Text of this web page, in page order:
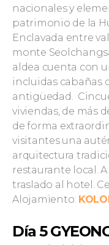
nacionales y
patrimonio de la
Enclavada entre
monte
aldea cuenta con
incluidas cabañas
antigüedad.
viviendas, de más
de forma
visitantes una
arquitectura
restaurante local.
traslado al hotel.
Alojamiento:
Día 5